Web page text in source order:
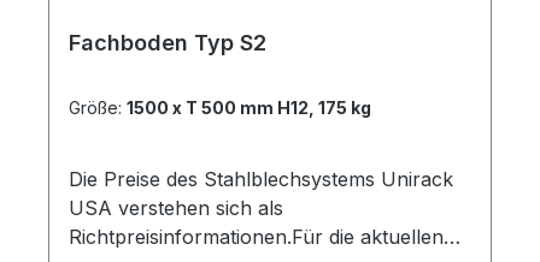
Fachboden Typ S2
Größe: 1500 x T 500 mm H12, 175 kg
Die Preise des Stahlblechsystems Unirack
USA verstehen sich als
Richtpreisinformationen.Für die aktuellen